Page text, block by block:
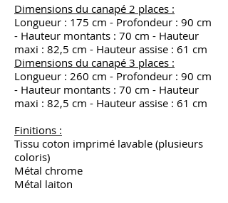
Dimensions du canapé 2 places :
Longueur : 175 cm - Profondeur : 90 cm
- Hauteur montants : 70 cm - Hauteur
maxi : 82,5 cm - Hauteur assise : 61 cm
Dimensions du canapé 3 places :
Longueur : 260 cm - Profondeur : 90 cm
- Hauteur montants : 70 cm - Hauteur
maxi : 82,5 cm - Hauteur assise : 61 cm
Finitions :
Tissu coton imprimé lavable (plusieurs
coloris)
Métal chrome
Métal laiton